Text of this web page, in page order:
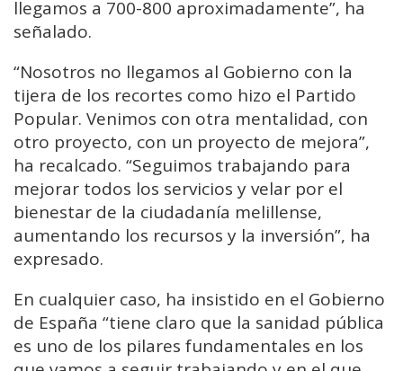
llegamos a 700-800 aproximadamente”, ha
señalado.
“Nosotros no llegamos al Gobierno con la
tijera de los recortes como hizo el Partido
Popular. Venimos con otra mentalidad, con
otro proyecto, con un proyecto de mejora”,
ha recalcado. “Seguimos trabajando para
mejorar todos los servicios y velar por el
bienestar de la ciudadanía melillense,
aumentando los recursos y la inversión”, ha
expresado.
En cualquier caso, ha insistido en el Gobierno
de España “tiene claro que la sanidad pública
es uno de los pilares fundamentales en los